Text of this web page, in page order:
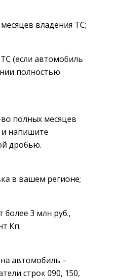
владения ТС;
(если автомобиль
полностью
полных месяцев
и напишите
дробью.
в вашем регионе;
более 3 млн руб.,
Кп.
автомобиль –
строк 090, 150,